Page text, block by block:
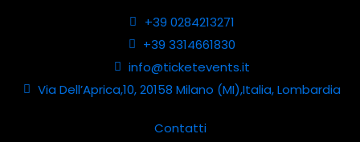
+39 0284213271
+39 3314661830
info@ticketevents.it
Via Dell’Aprica,10, 20158 Milano (MI),Italia, Lombardia
Contatti